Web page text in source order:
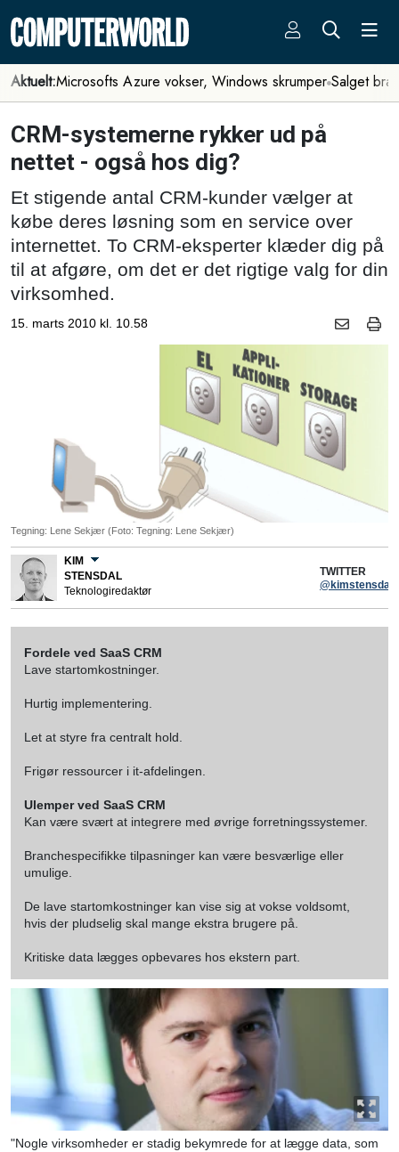
Aktuelt:Microsofts Azure vokser, Windows skrumper Salget
CRM-systemerne rykker ud på
nettet - også hos dig?
Et stigende antal CRM-kunder vælger at
købe deres løsning som en service over
internettet. To CRM-eksperter klæder dig på
til at afgøre, om det er det rigtige valg for din
virksomhed.
15. marts 2010 kl. 10.58
Tegning: Lene Sekjær (Foto: Tegning: Lene Sekjær)
KIM
STENSDAL
Teknologiredaktør
TWITTER
@kimstensdal
Fordele ved SaaS CRM
Lave startomkostninger.
Hurtig implementering.
Let at styre fra centralt hold.
Frigør ressourcer i it-afdelingen.
Ulemper ved SaaS CRM
Kan være svært at integrere med øvrige forretningssystemer.
Branchespecifikke tilpasninger kan være besværlige eller
umulige.
De lave startomkostninger kan vise sig at vokse voldsomt,
hvis der pludselig skal mange ekstra brugere på.
Kritiske data lægges opbevares hos ekstern part.
"Nogle virksomheder er stadig bekymrede for at lægge data, som